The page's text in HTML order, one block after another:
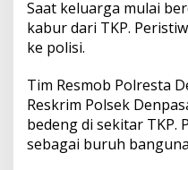
Saat keluarga mulai
kabur dari TKP.
ke polisi.
Tim Resmob Polresta
Reskrim Polsek
bedeng di sekitar TKP.
sebagai buruh